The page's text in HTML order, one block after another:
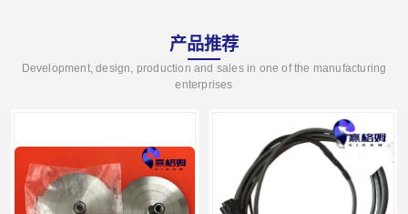
产品推荐
Development, design, production and sales in one of the manufacturing
enterprises